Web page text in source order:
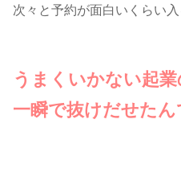
次々と予約が面白いくらい入
うまくいかない起
一瞬で抜けだせたん